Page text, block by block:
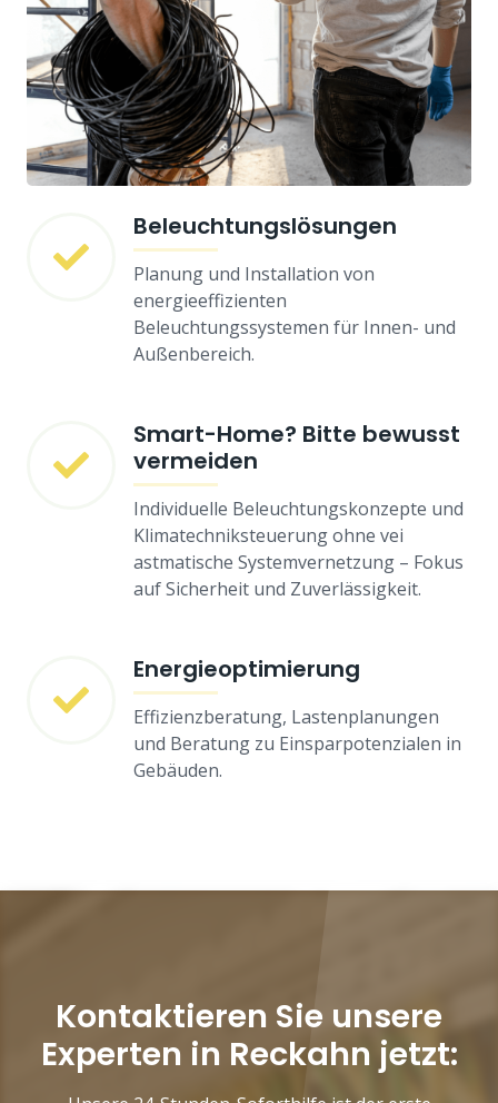
Beleuchtungslösungen
Planung und Installation von
energieeffizienten
Beleuchtungssystemen für Innen- und
Außenbereich.
Smart-Home? Bitte bewusst
vermeiden
Individuelle Beleuchtungskonzepte und
Klimatechniksteuerung ohne vei
astmatische Systemvernetzung – Fokus
auf Sicherheit und Zuverlässigkeit.
Energieoptimierung
Effizienzberatung, Lastenplanungen
und Beratung zu Einsparpotenzialen in
Gebäuden.
Kontaktieren Sie unsere
Experten in Reckahn jetzt: